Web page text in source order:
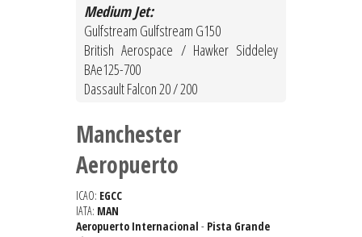
Medium Jet:
Gulfstream Gulfstream G150
British Aerospace / Hawker Siddeley
BAe125-700
Dassault Falcon 20 / 200
Manchester
Aeropuerto
ICAO: EGCC
IATA: MAN
Aeropuerto Internacional - Pista Grande